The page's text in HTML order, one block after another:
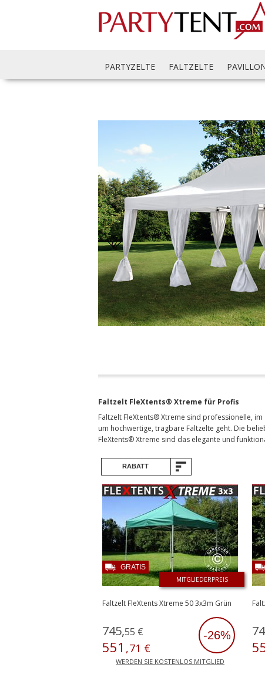
PARTYZELTE FALTZELTE
Faltzelt FleXtents® Xtreme für Profis
Faltzelt FleXtents® Xtreme sind professionelle,
um hochwertige, tragbare Faltzelte geht. Die
FleXtents® Xtreme sind das elegante und
RABATT
Faltzelt FleXtents Xtreme 50 3x3m Grün
-26%
WERDEN SIE KOSTENLOS MITGLIED
745,55 €
551 ,71 €
MITGLIEDERPREIS
GRATIS